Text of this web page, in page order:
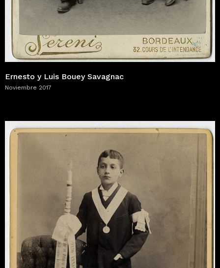
Ernesto y Luis Bouey Savagnac
Noviembre 2017